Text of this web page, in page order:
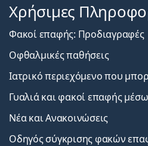
Χρήσιμες
Φακοί επαφής: Προδιαγραφές
Οφθαλμικές παθήσεις
Ιατρικό περιεχόμενο που
Γυαλιά και φακοί επαφής
Νέα και Ανακοινώσεις
Οδηγός σύγκρισης φακών